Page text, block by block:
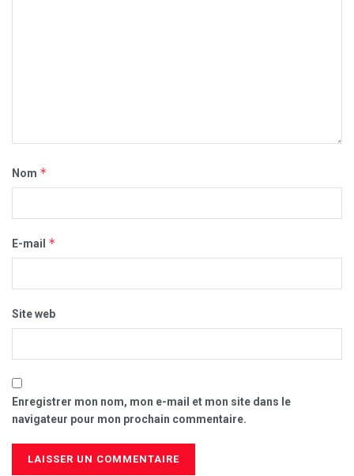
Nom *
E-mail *
Site web
Enregistrer mon nom, mon e-mail et mon site dans le
navigateur pour mon prochain commentaire.